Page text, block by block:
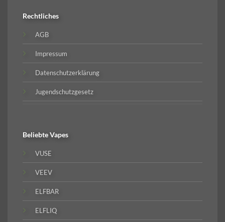
Rechtliches
AGB
Impressum
Datenschutzerklärung
Jugendschutzgesetz
BeliebteVapes
VUSE
VEEV
ELFBAR
ELFLIQ